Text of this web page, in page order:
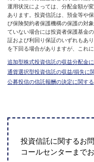
運用状況によっては、分配金額が
あります。投資信託は、預金等や
び保険契約者保護機構の保護の対
ていない場合には投資者保護基金
証および利回り保証のいずれもあ
を下回る場合がありますが、これ
追加型株式投資信託の収益分配金
通貨選択型投資信託の収益/損失に
公募投信の信託報酬の決定に関す
投資信託に関するお
コールセンターまで